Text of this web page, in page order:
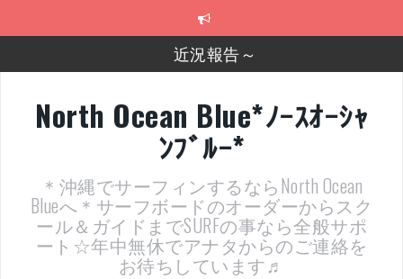
近況報告～
2025年もあざ～した！
近況報告ww
ヤッチマッターーーー！！！
支部長就任報告と支部予選・検定開催決定！
North Ocean Blue*ﾉｰｽｵｰｼｬ
ﾝﾌﾞﾙｰ*
＊沖縄でサーフィンするならNorth Ocean
Blueへ＊サーフボードのオーダーからスク
ール＆ガイドまでSURFの事なら全般サポ
ート☆年中無休でアナタからのご連絡を
お待ちしています♬